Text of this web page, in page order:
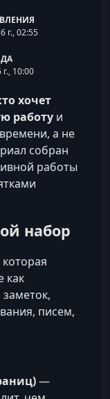
г., 02:55
10:00
хочет
работу и
а не
собран
работы
набор
как
писем,
—